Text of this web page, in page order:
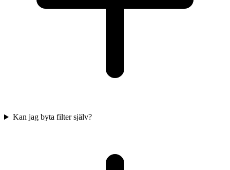
Kan jag byta filter själv?